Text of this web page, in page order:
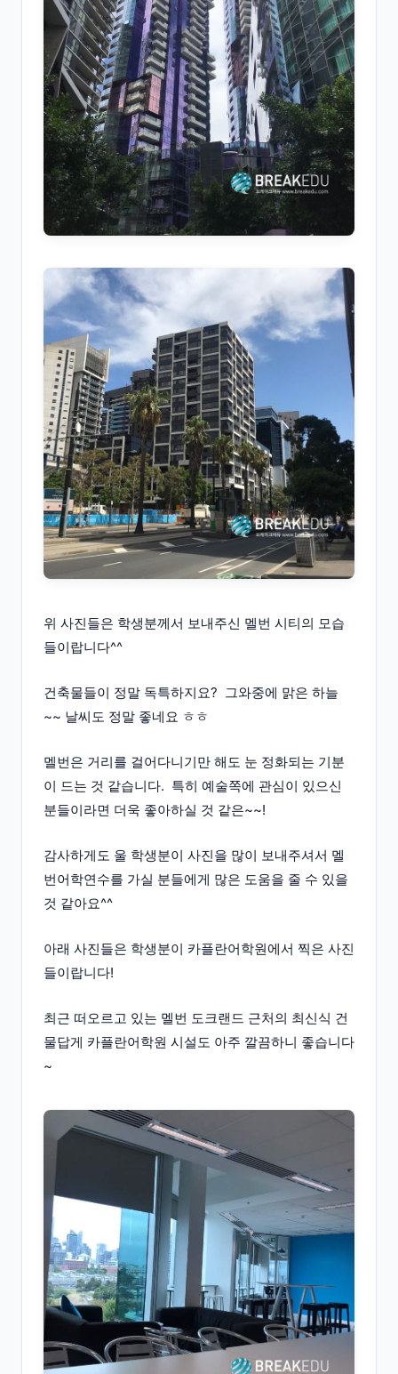
위 사진들은 학생분께서 보내주신 멜번 시티의 모습
들이랍니다^^
건축물들이 정말 독특하지요? 그와중에 맑은 하늘
~~ 날씨도 정말 좋네요 ㅎㅎ
멜번은 거리를 걸어다니기만 해도 눈 정화되는 기분
이 드는 것 같습니다. 특히 예술쪽에 관심이 있으신
분들이라면 더욱 좋아하실 것 같은~~!
감사하게도 울 학생분이 사진을 많이 보내주셔서 멜
번어학연수를 가실 분들에게 많은 도움을 줄 수 있을
것 같아요^^
아래 사진들은 학생분이 카플란어학원에서 찍은 사진
들이랍니다!
최근 떠오르고 있는 멜번 도크랜드 근처의 최신식 건
물답게 카플란어학원 시설도 아주 깔끔하니 좋습니다
~